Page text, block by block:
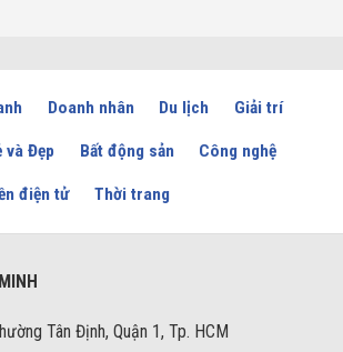
Doanh nhân Du lịch Giải trí
và Đẹp Bất động sản Công nghệ
điện tử Thời trang
Tân Định, Quận 1, Tp. HCM